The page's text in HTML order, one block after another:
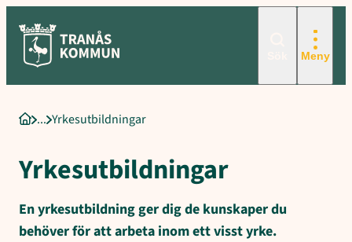
innehåll
Meny
StartsidaYrkesutbildningar
Yrkesutbildningar
En yrkesutbildning ger dig de kunskaper du
behöver för att arbeta inom ett visst yrke.